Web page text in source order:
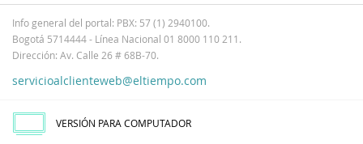
Info general del portal: PBX: 57 (1) 2940100.
Bogotá 5714444 - Línea Nacional 01 8000 110 211.
Dirección: Av. Calle 26 # 68B-70.
servicioalclienteweb@eltiempo.com
VERSIÓN PARA COMPUTADOR